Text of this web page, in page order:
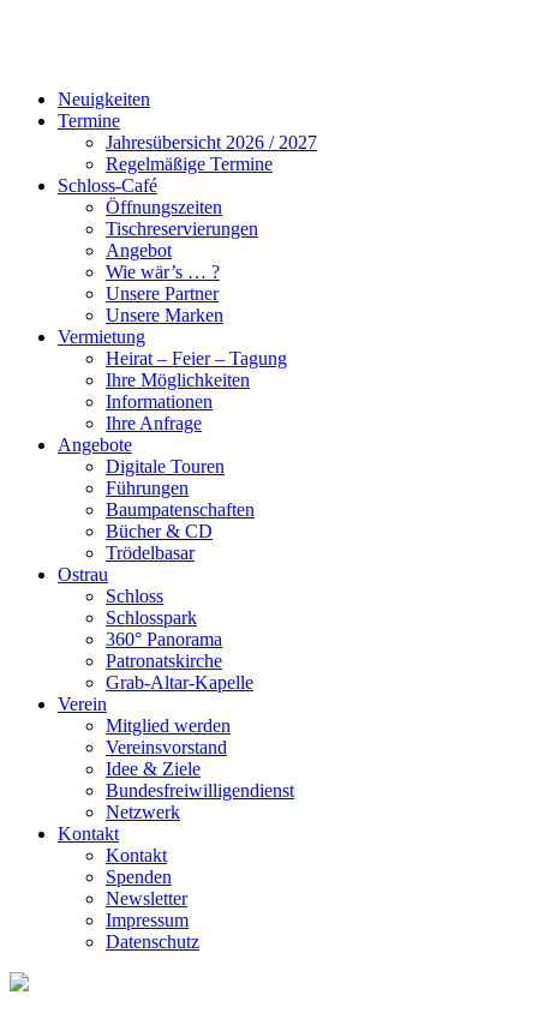
Neuigkeiten
Termine
Jahresübersicht 2026 / 2027
Regelmäßige Termine
Schloss-Café
Öffnungszeiten
Tischreservierungen
Angebot
Wie wär’s … ?
Unsere Partner
Unsere Marken
Vermietung
Heirat – Feier – Tagung
Ihre Möglichkeiten
Informationen
Ihre Anfrage
Angebote
Digitale Touren
Führungen
Baumpatenschaften
Bücher & CD
Trödelbasar
Ostrau
Schloss
Schlosspark
360° Panorama
Patronatskirche
Grab-Altar-Kapelle
Verein
Mitglied werden
Vereinsvorstand
Idee & Ziele
Bundesfreiwilligendienst
Netzwerk
Kontakt
Kontakt
Spenden
Newsletter
Impressum
Datenschutz